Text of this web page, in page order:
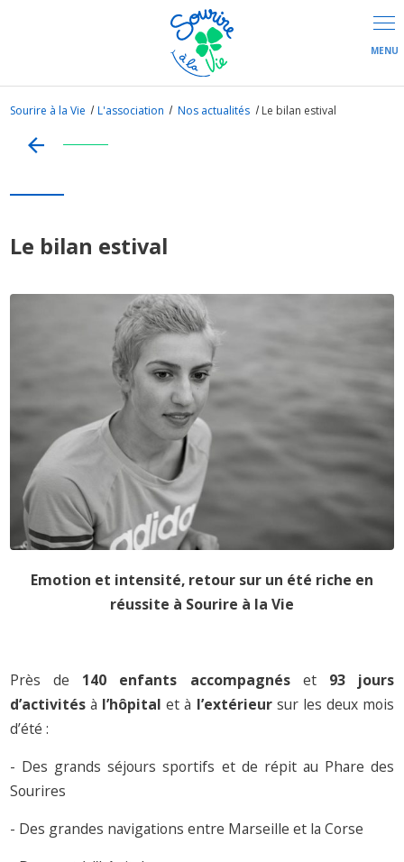
Sourire à la Vie L'association Nos actualités Le bilan estival
Le bilan estival
Emotion et intensité, retour sur un été riche en
réussite à Sourire à la Vie
Près de 140 enfants accompagnéset 93 jours
d’activités à l’hôpital et à l’extérieursur les deux mois
d’été :
- Des grands séjours sportifs et de répit au Phare des
Sourires
- Des grandes navigations entre Marseille et la Corse
Panneau de gestion des cookies